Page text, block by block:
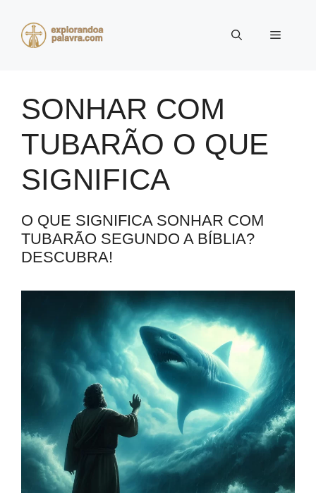
Menu
SONHAR COM
TUBARÃO O QUE
SIGNIFICA
O QUE SIGNIFICA SONHAR COM
TUBARÃO SEGUNDO A BÍBLIA?
DESCUBRA!